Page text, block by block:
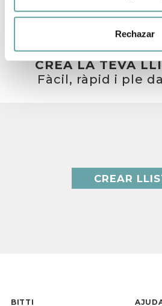
Rechazar
CREA LA TEVA
Fàcil, ràpid i ple
CREAR
BITTI